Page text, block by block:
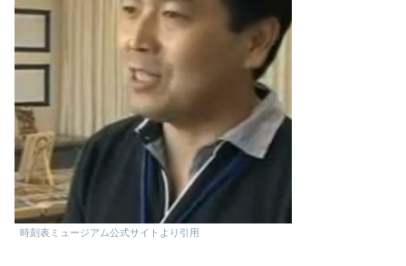
時刻表ミュージアム公式サイトより引用